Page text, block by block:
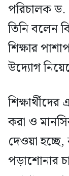
পরিচালক
তিনি বলেন
শিক্ষার
উদ্যোগ
করা ও
দেওয়া হচ্ছে,
পড়াশোনার